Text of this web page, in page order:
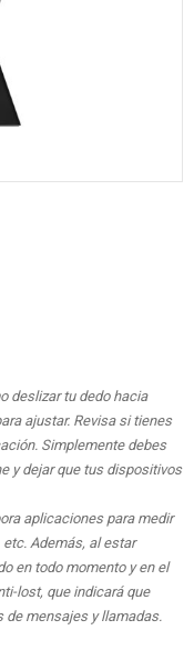
deslizar tu dedo hacia
ajustar. Revisa si tienes
Simplemente debes
y dejar que tus dispositivos
aplicaciones para medir
Además, al estar
en todo momento y en el
lost, que indicará que
mensajes y llamadas.